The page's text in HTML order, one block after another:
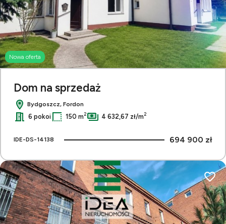
Nowa oferta
Dom na sprzedaż
Bydgoszcz, Fordon
6 pokoi 150 m2 4 632,67 zł/m2
IDE-DS-14138 694 900 zł
Dodaj